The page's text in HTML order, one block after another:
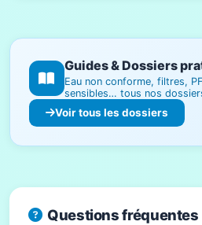
Guides & Dossiers
Eau non conforme, filtres,
sensibles… tous nos
Voir tous les dossiers
Questions fréquentes